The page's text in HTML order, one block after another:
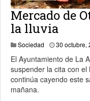
Mercado de
la lluvia
Sociedad 30 octubre,
El Ayuntamiento de La
suspender la cita con
continúa cayendo este
mañana.